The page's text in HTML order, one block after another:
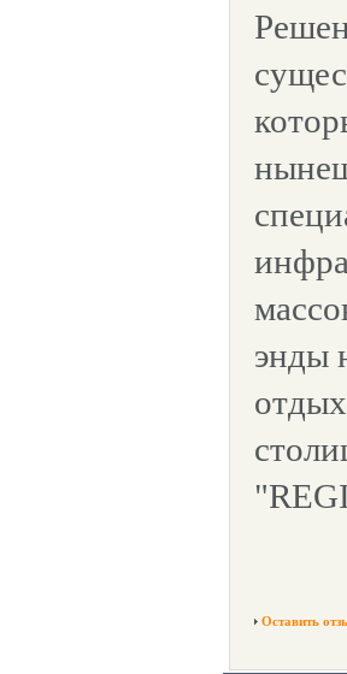
энды
Оставить